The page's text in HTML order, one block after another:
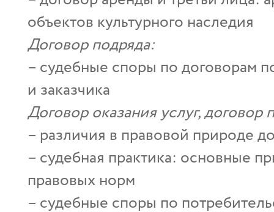
объектов культурного наследия
Договор подряда:
– судебные споры по договорам
и заказчика
Договор оказания услуг,
– различия в правовой природе
– cудебная практика: основные
правовых норм
– судебные споры по